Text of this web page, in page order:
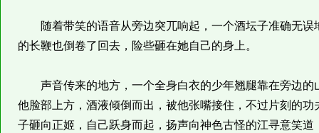
随着带笑的语音从旁边突兀响起，一个酒坛子准确无误
的长鞭也倒卷了回去，险些砸在她自己的身上。
声音传来的地方，一个全身白衣的少年翘腿靠在旁边的
他脸部上方，酒液倾倒而出，被他张嘴接住，不过片刻的
子砸向正姬，自己跃身而起，扬声向神色古怪的江寻意笑